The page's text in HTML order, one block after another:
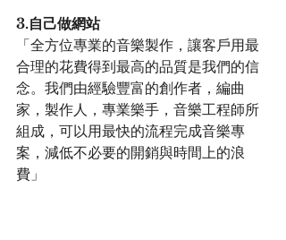
3.自己做網站
「全方位專業的音樂製作，讓客戶用最
合理的花費得到最高的品質是我們的信
念。我們由經驗豐富的創作者，編曲
家，製作人，專業樂手，音樂工程師所
組成，可以用最快的流程完成音樂專
案，減低不必要的開銷與時間上的浪
費」